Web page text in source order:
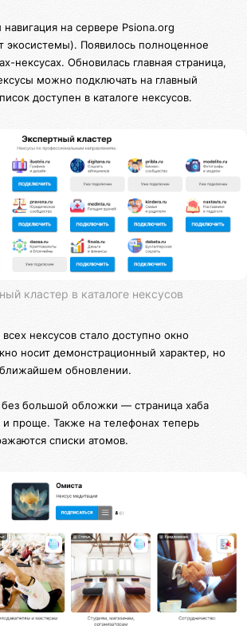
навигация на сервере Psiona.org
экосистемы). Появилось полноценное
нексусах. Обновилась главная страница,
можно подключать на главный
доступен в каталоге нексусов.
кластер в каталоге нексусов
нексусов стало доступно окно
носит демонстрационный характер, но
обновлении.
без большой обложки — страница хаба
и проще. Также на телефонах теперь
списки атомов.